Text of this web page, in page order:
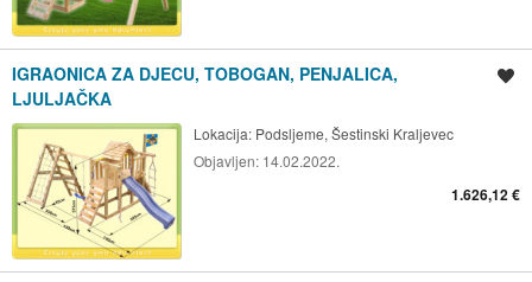
IGRAONICA ZA DJECU, TOBOGAN, PENJALICA,
LJULJAČKA
Lokacija: Podsljeme, Šestinski Kraljevec
Objavljen: 14.02.2022.
1.626,12 €